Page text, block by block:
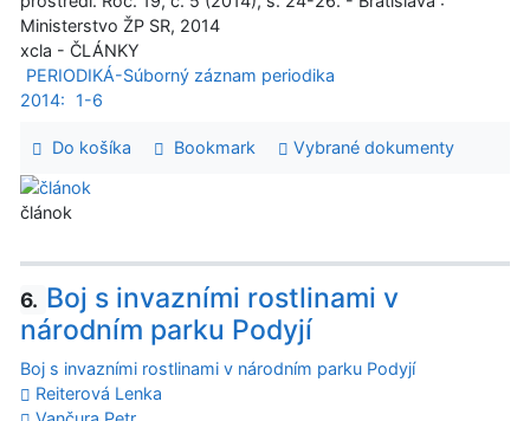
Ministerstvo ŽP SR, 2014
xcla - ČLÁNKY
PERIODIKÁ-Súborný záznam periodika
2014:
1-6
Do košíka Bookmark Vybrané dokumenty
článok
6. Boj s invazními rostlinami v
národním parku Podyjí
Boj s invazními rostlinami v národním parku Podyjí
Reiterová Lenka